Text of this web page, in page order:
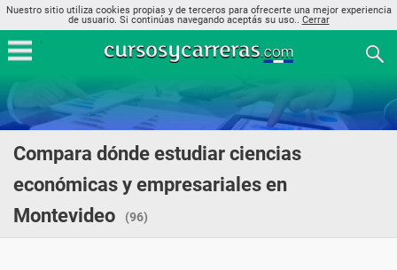
Nuestro sitio utiliza cookies propias y de terceros para ofrecerte una mejor experiencia
de usuario. Si continúas navegando aceptás su uso.. Cerrar
Compara dónde estudiar ciencias
económicas y empresariales en
Montevideo
(96)